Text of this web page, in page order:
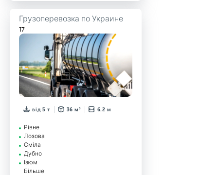
Грузоперевозка по Украине
17
від 5 т 36 м³ 6.2 м
Рівне
Лозова
Сміла
Дубно
Ізюм
Більше